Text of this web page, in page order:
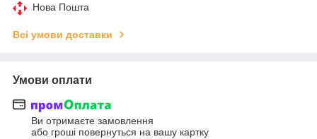
Нова Пошта
Всі умови доставки
Умови оплати
Ви отримаєте замовлення
або гроші повернуться на вашу картку